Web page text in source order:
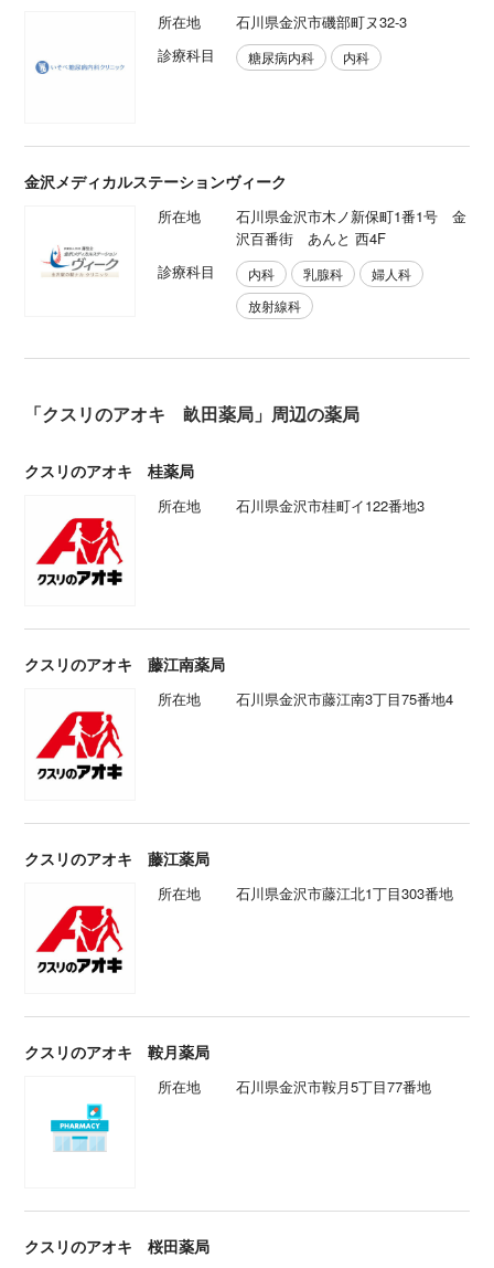
所在地
石川県金沢市磯部町ヌ32-3
診療科目
糖尿病内科 内科
金沢メディカルステーションヴィーク
所在地
石川県金沢市木ノ新保町1番1号 金
沢百番街 あんと 西4F
診療科目
内科 乳腺科
婦人科
放射線科
「クスリのアオキ 畝田薬局」周辺の薬局
クスリのアオキ 桂薬局
所在地 石川県金沢市桂町イ122番地3
クスリのアオキ 藤江南薬局
所在地 石川県金沢市藤江南3丁目75番地4
クスリのアオキ 藤江薬局
所在地 石川県金沢市藤江北1丁目303番地
クスリのアオキ 鞍月薬局
所在地 石川県金沢市鞍月5丁目77番地
クスリのアオキ 桜田薬局